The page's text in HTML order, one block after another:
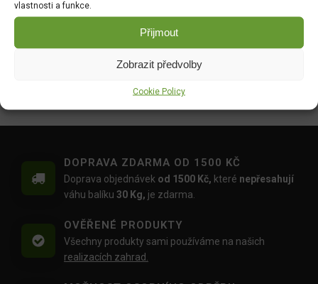
vlastnosti a funkce.
Přijmout
Zobrazit předvolby
Cookie Policy
95.00Kč
309.07Kč
Wuxal SUS Ca 250ml
hnojivo Celá zahrada 1l
109.00
DOPRAVA ZDARMA OD 1500 KČ
Doprava objednávek od 1500 Kč, které nepřesahují
váhu balíku 30 Kg, je zdarma.
OVĚŘENÉ PRODUKTY
Všechny produkty sami používáme na našich
realizacích zahrad.